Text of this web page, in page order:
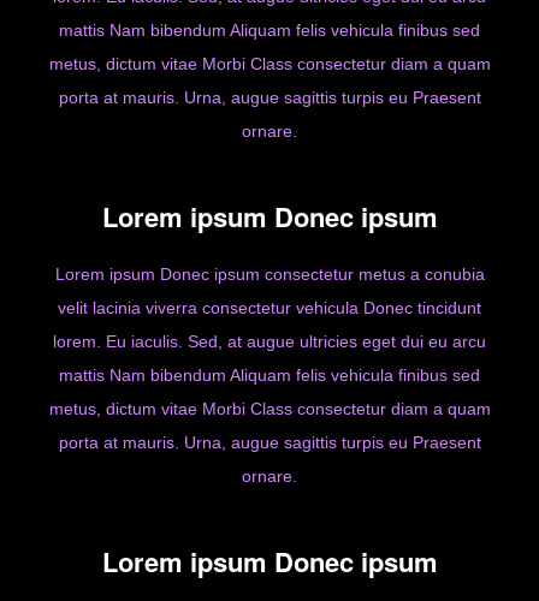
mattis Nam bibendum Aliquam felis vehicula finibus sed
metus, dictum vitae Morbi Class consectetur diam a quam
porta at mauris. Urna, augue sagittis turpis eu Praesent
ornare.
Lorem ipsum Donec ipsum
Lorem ipsum Donec ipsum consectetur metus a conubia
velit lacinia viverra consectetur vehicula Donec tincidunt
lorem. Eu iaculis. Sed, at augue ultricies eget dui eu arcu
mattis Nam bibendum Aliquam felis vehicula finibus sed
metus, dictum vitae Morbi Class consectetur diam a quam
porta at mauris. Urna, augue sagittis turpis eu Praesent
ornare.
Lorem ipsum Donec ipsum